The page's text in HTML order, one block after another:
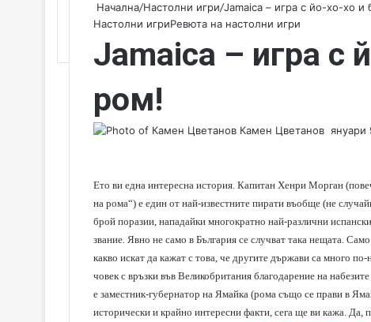
Начална/Настолни игри/Jamaica – игра с йо-хо-хо и
Настолни игриРевюта на настолни игри
Jamaica – игра с
ром!
Камен Цветанов S
m
a
i
l
януари
Ето ви една интересна история. Капитан Хенри Морган
на ромa“) е един от най-известните пирати въобще (не
брой поразии, нападайки многократно най-различни
звание. Явно не само в България се случват така нещата.
какво искат да кажат с това, че другите държави са много
човек с връзки във Великобритания благодарение на
е заместник-губернатор на Ямайка (рома също се прави в
исторически и крайно интересни факти, сега ще ви кажа. Да,